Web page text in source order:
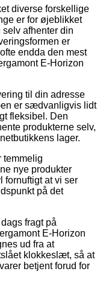
diverse forskellige
er for øjeblikket
selv afhenter din
er
endda den mest
E-Horizon
til din adresse
er sædvanligvis lidt
fleksibel. Den
produkterne selv,
lager.
temmelig
nye produkter
fornuftigt at vi ser
på det
fragt på
E-Horizon
ud fra at
klokkeslæt, så at
betjent forud for